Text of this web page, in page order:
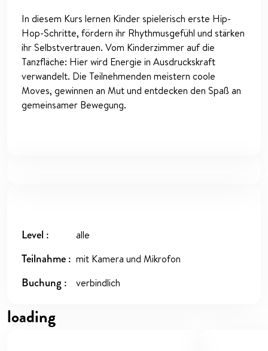
In diesem Kurs lernen Kinder spielerisch erste Hip-
Hop-Schritte, fördern ihr Rhythmusgefühl und stärken
ihr Selbstvertrauen. Vom Kinderzimmer auf die
Tanzfläche: Hier wird Energie in Ausdruckskraft
verwandelt. Die Teilnehmenden meistern coole
Moves, gewinnen an Mut und entdecken den Spaß an
gemeinsamer Bewegung.
Level alle
Teilnahme mit Kamera und Mikrofon
Buchung verbindlich
loading